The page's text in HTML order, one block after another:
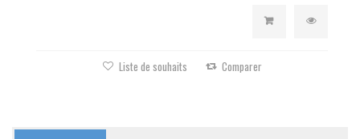
Liste de souhaits Comparer